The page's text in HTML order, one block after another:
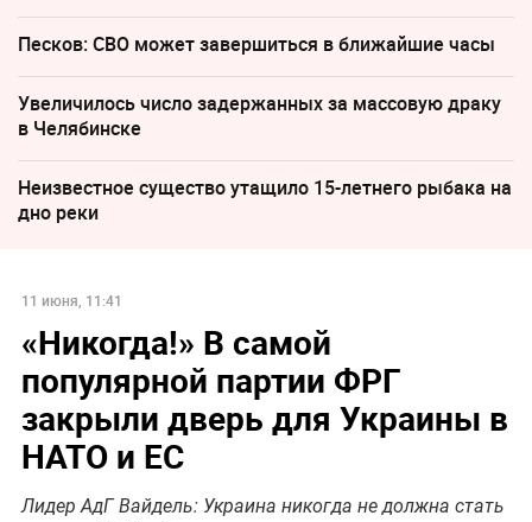
Песков: СВО может завершиться в ближайшие часы
Увеличилось число задержанных за массовую драку
в Челябинске
Неизвестное существо утащило 15-летнего рыбака на
дно реки
11 июня, 11:41
«Никогда!» В самой
популярной партии ФРГ
закрыли дверь для Украины в
НАТО и ЕС
Лидер АдГ Вайдель: Украина никогда не должна стать